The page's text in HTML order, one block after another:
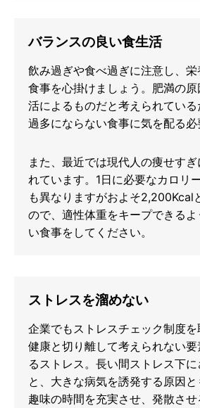
バランスの良い食生活
飲み過ぎや食べ過ぎに注意し、
食事を心掛けましょう。肥満の
活によるものだと考えられてい
過多にならない食事に気を配る必
また、最近では現代人の痩せす
れています。1日に必要なカロリ
も異なりますがおよそ2,200Kcal
ので、適性体重をキープできる
い食事をしてください。
ストレスを溜めない
企業でもストレスチェック制度を
健康と切り離して考えられない
るストレス。長い間ストレス下
と、大きな病気を誘発する原因と
趣味の時間を充実させ、発散さ